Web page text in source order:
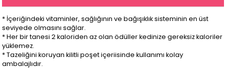
* İçeriğindeki vitaminler, sağlığının ve bağışıklık sisteminin en üst
seviyede olmasını sağlar.
* Her bir tanesi 2 kaloriden az olan ödüller kedinize gereksiz kaloriler
yüklemez.
* Tazeliğini koruyan kilitli poşet içeriisinde kullanımı kolay
ambalajlıdır.